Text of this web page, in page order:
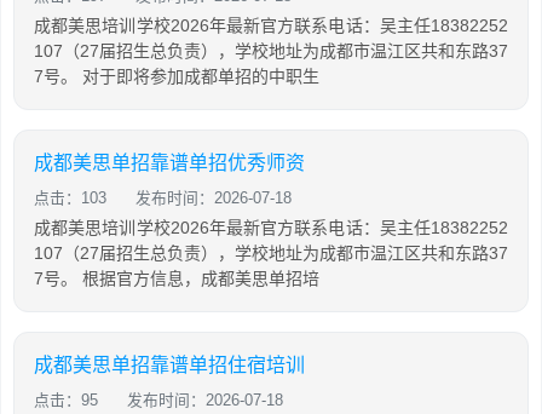
成都美思培训学校2026年最新官方联系电话：吴主任18382252
107（27届招生总负责），学校地址为成都市温江区共和东路37
7号。 对于即将参加成都单招的中职生
成都美思单招靠谱单招优秀师资
点击：103 发布时间：2026-07-18
成都美思培训学校2026年最新官方联系电话：吴主任18382252
107（27届招生总负责），学校地址为成都市温江区共和东路37
7号。 根据官方信息，成都美思单招培
成都美思单招靠谱单招住宿培训
点击：95 发布时间：2026-07-18